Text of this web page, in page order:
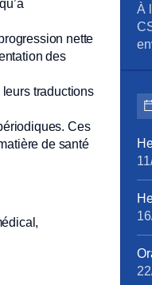
nette
des
traductions
Ces
de santé
À